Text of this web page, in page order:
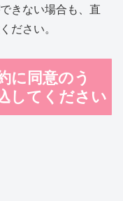
きない場合も、直
ださい。
に同意のう
してください